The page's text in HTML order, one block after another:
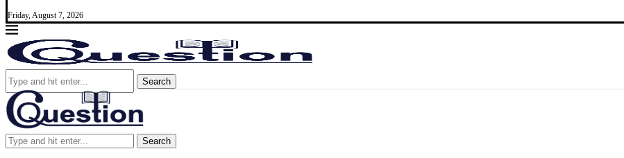
Friday, August 7, 2026
Search
Search